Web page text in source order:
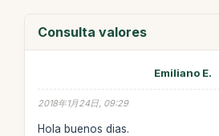
Consulta valores
Emiliano E.
2018年1月24日, 09:29
Hola buenos dias.